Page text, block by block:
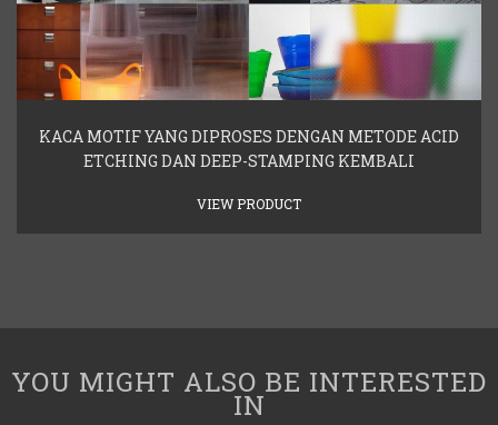
KACA MOTIF YANG DIPROSES DENGAN METODE ACID
ETCHING DAN DEEP-STAMPING KEMBALI
VIEW PRODUCT
YOU MIGHT ALSO BE INTERESTED
IN